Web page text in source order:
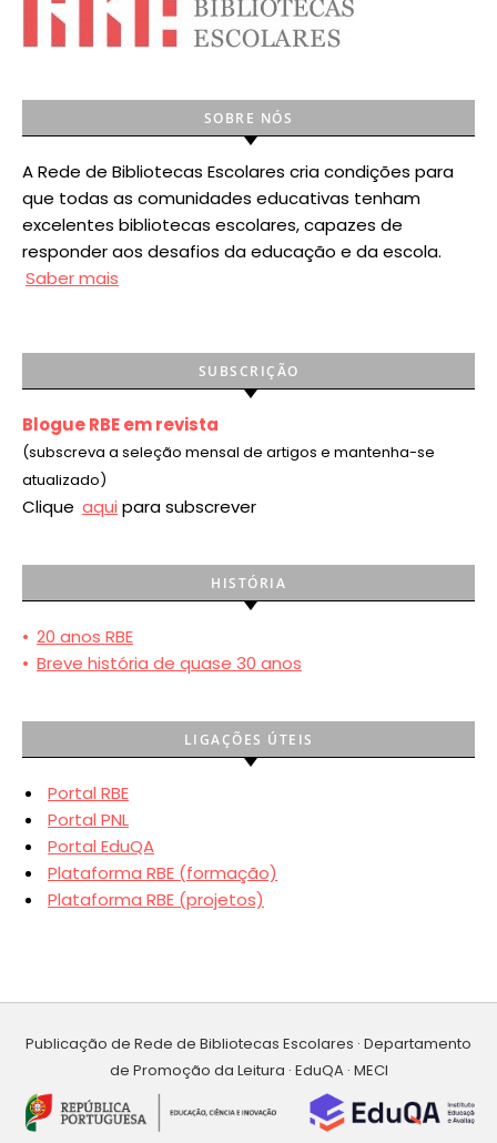
SOBRE NÓS
A Rede de Bibliotecas Escolares cria condições para
que todas as comunidades educativas tenham
excelentes bibliotecas escolares, capazes de
responder aos desafios da educação e da escola.
Saber mais
SUBSCRIÇÃO
Blogue RBE em revista
(subscreva a seleção mensal de artigos e mantenha-se
atualizado)
Clique aqui para subscrever
HISTÓRIA
• 20 anos RBE
• Breve história de quase 30 anos
LIGAÇÕES ÚTEIS
Portal RBE
Portal PNL
Portal EduQA
Plataforma RBE (formação)
Plataforma RBE (projetos)
Publicação de Rede de Bibliotecas Escolares · Departamento
de Promoção da Leitura · EduQA · MECI